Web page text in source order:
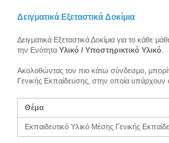
Δειγματικά Εξεταστικά Δοκίμια
Δειγματικά Εξεταστικά Δοκίμια για το
την Ενότητα Υλικό / Υποστηρικτικό Υλικό
Ακολοθώντας τον πιο κάτω σύνδεσμο,
Γενικής Εκπαίδευσης, στην οποία υπάρχουν
Θέμα
Εκπαιδευτικό Υλικό Μέσης Γενικής